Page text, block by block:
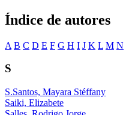
Índice de autores
A B C D E F G H I J K L M N
S
S.Santos, Mayara Stéffany
Saiki, Elizabete